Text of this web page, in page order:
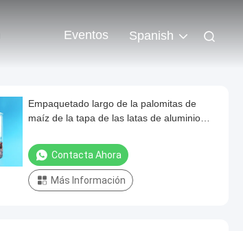
Eventos Spanish
Empaquetado largo de la palomitas de
maíz de la tapa de las latas de aluminio
Contacta Ahora
Más Información